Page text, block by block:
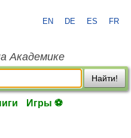
EN DE ES FR
Академике
Найти!
Игры ⚽